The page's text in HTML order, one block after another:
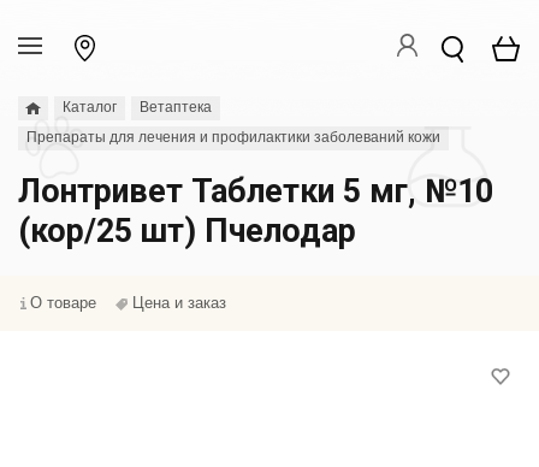
Каталог
Ветаптека
Препараты для лечения и профилактики заболеваний кожи
Лонтривет Таблетки 5 мг, №10
(кор/25 шт) Пчелодар
О товаре Цена и заказ